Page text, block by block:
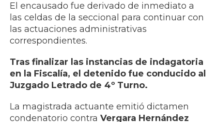
El encausado fue derivado de inmediato a
las celdas de la seccional para continuar con
las actuaciones administrativas
correspondientes.
Tras finalizar las instancias de indagatoria
en la Fiscalía, el detenido fue conducido al
Juzgado Letrado de 4º Turno.
La magistrada actuante emitió dictamen
condenatorio contra Vergara Hernández